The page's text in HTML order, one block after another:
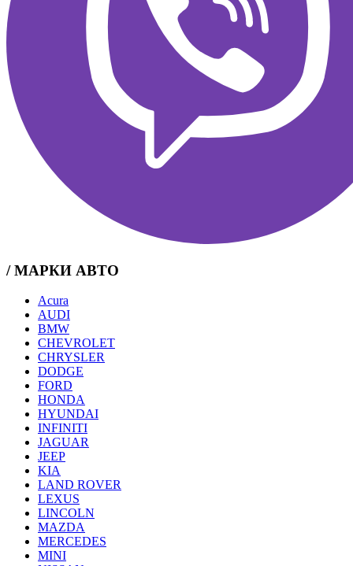
/ МАРКИ АВТО
Acura
AUDI
BMW
CHEVROLET
CHRYSLER
DODGE
FORD
HONDA
HYUNDAI
INFINITI
JAGUAR
JEEP
KIA
LAND ROVER
LEXUS
LINCOLN
MAZDA
MERCEDES
MINI